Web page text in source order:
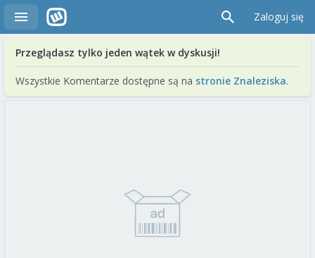
Zaloguj się
Przeglądasz tylko jeden wątek w dyskusji!
Wszystkie Komentarze dostępne są na stronie Znaleziska.